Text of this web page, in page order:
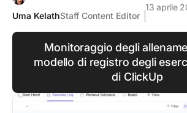
Uma KelathStaff Content Editor
13 aprile
Monitoraggio degli
modello di registro degli
di ClickUp